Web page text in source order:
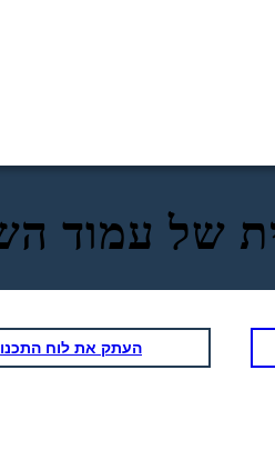
של עמוד
העתק את לוח